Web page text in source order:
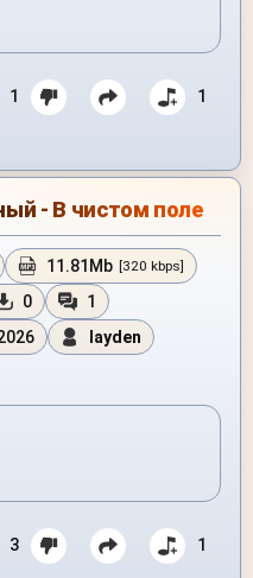
1 1
- В чистом поле
11.81Mb [320 kbps]
0
1
layden
3 1